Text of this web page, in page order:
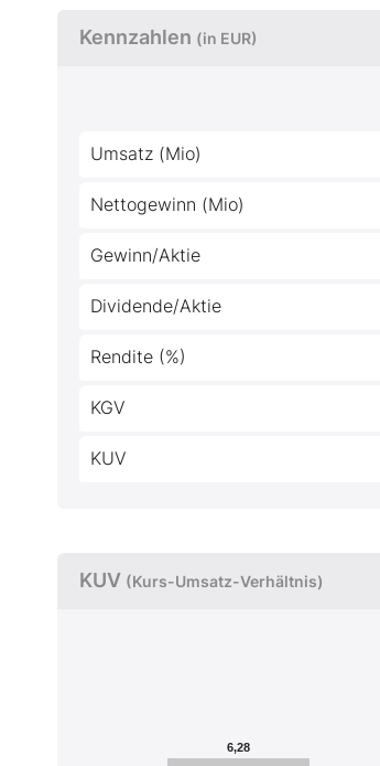
Kennzahlen (in EUR)
Umsatz (Mio)
Nettogewinn (Mio)
Gewinn/Aktie
Dividende/Aktie
Rendite (%)
KGV
KUV
KUV (Kurs-Umsatz-Verhältnis)
6,28